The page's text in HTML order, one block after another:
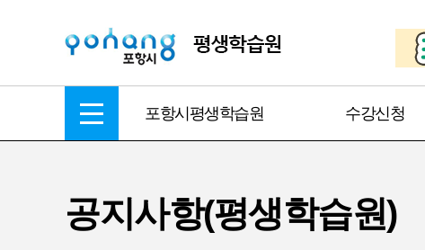
포항시평생학습원 수강신청
공지사항(평생학습원)